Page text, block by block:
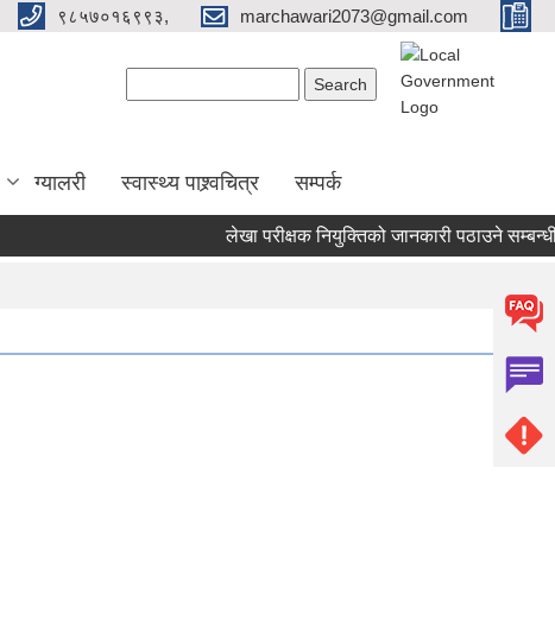
९८५७०१६९९३, marchawari2073@gmail.com
ग्यालरी स्वास्थ्य पाश्र्वचित्र सम्पर्क
लेखा परीक्षक नियुक्तिको जानकारी पठाउने सम्बन्धी